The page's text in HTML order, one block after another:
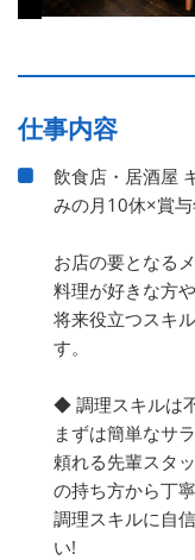
仕事内容
飲食店・居酒屋
みの月10休×賞与
お店の要となる
料理が好きな方
将来役立つスキ
す。
◆ 調理スキルは
まずは簡単なサ
頼れる先輩スタ
の持ち方から丁
調理スキルに自
い!